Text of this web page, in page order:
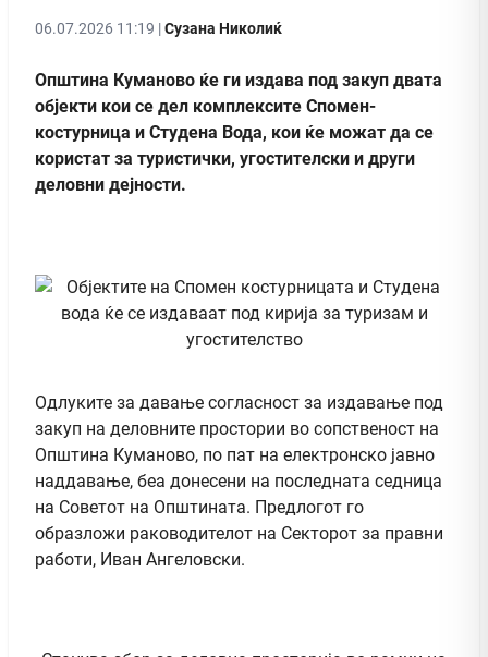
06.07.2026 11:19 |Сузана Николиќ
Општина Куманово ќе ги издава под закуп двата
објекти кои се дел комплексите Спомен-
костурница и Студена Вода, кои ќе можат да се
користат за туристички, угостителски и други
деловни дејности.
Одлуките за давање согласност за издавање под
закуп на деловните простории во сопственост на
Општина Куманово, по пат на електронско јавно
наддавање, беа донесени на последната седница
на Советот на Општината. Предлогот го
образложи раководителот на Секторот за правни
работи, Иван Ангеловски.